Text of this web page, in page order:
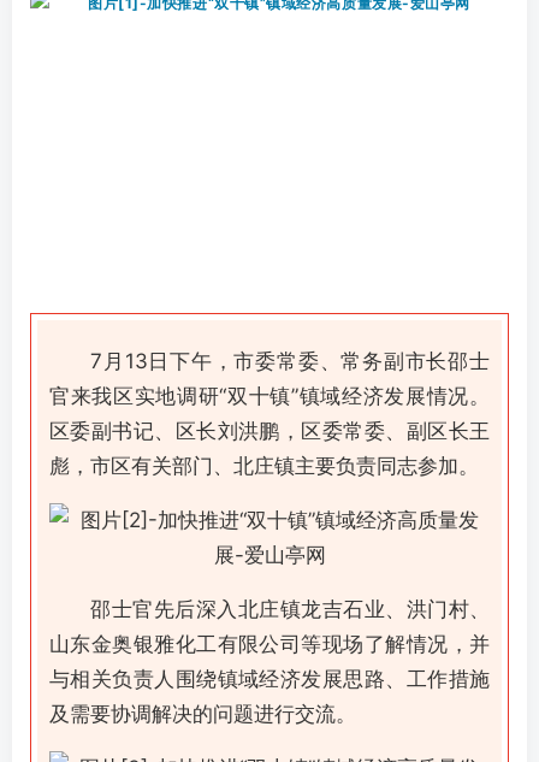
7月13日下午，市委常委、常务副市长邵士
官来我区实地调研“双十镇”镇域经济发展情况。
区委副书记、区长刘洪鹏，区委常委、副区长王
彪，市区有关部门、北庄镇主要负责同志参加。
邵士官先后深入北庄镇龙吉石业、洪门村、
山东金奥银雅化工有限公司等现场了解情况，并
与相关负责人围绕镇域经济发展思路、工作措施
及需要协调解决的问题进行交流。